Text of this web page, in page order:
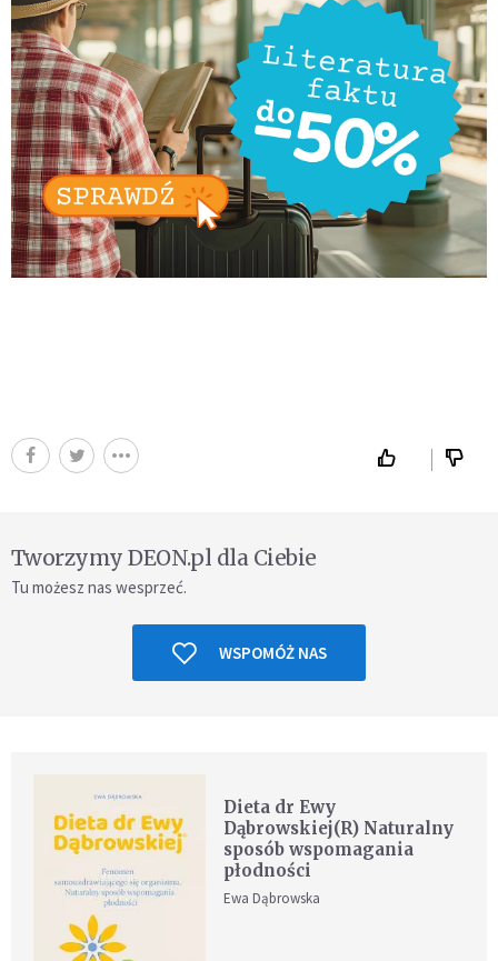
Tworzymy DEON.pl dla Ciebie
Tu możesz nas wesprzeć.
WSPOMÓŻ NAS
Dieta dr Ewy
Dąbrowskiej(R) Naturalny
sposób wspomagania
płodności
Ewa Dąbrowska